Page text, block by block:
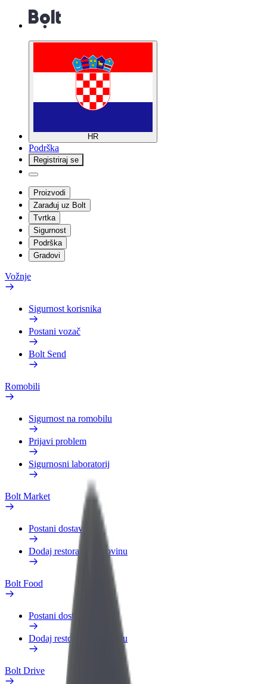
HR
Podrška
Registriraj se
Proizvodi
Zarađuj uz Bolt
Tvrtka
Sigurnost
Podrška
Gradovi
Vožnje
Sigurnost korisnika
Postani vozač
Bolt Send
Romobili
Sigurnost na romobilu
Prijavi problem
Sigurnosni laboratorij
Bolt Market
Postani dostavljač
Dodaj restoran ili trgovinu
Bolt Food
Postani dostavljač
Dodaj restoran ili trgovinu
Bolt Drive